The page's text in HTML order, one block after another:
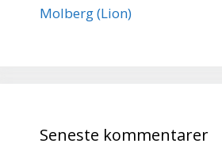
Molberg (Lion)
Seneste kommentarer